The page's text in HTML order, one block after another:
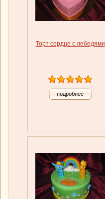
Торт сердце с лебедями
подробнее